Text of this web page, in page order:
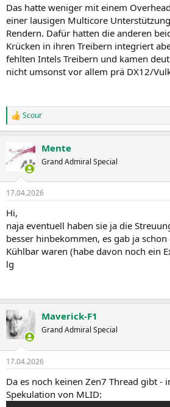
Das hatte weniger mit einem
einer lausigen Multicore
Rendern. Dafür hatten die anderen
Krücken in ihren Treibern integriert
fehlten Intels Treibern und kamen
nicht umsonst vor allem prä DX12/
R
e
k
t
e
:
Scour
Mente
Grand Admiral Special
17.04.2026
Hi,
naja eventuell haben sie ja die
besser hinbekommen, es gab ja
Kühlbar waren (habe davon noch ein
lg
Maverick-F1
Grand Admiral Special
17.04.2026
Da es noch keinen Zen7 Thread gibt -
Spekulation von MLID: